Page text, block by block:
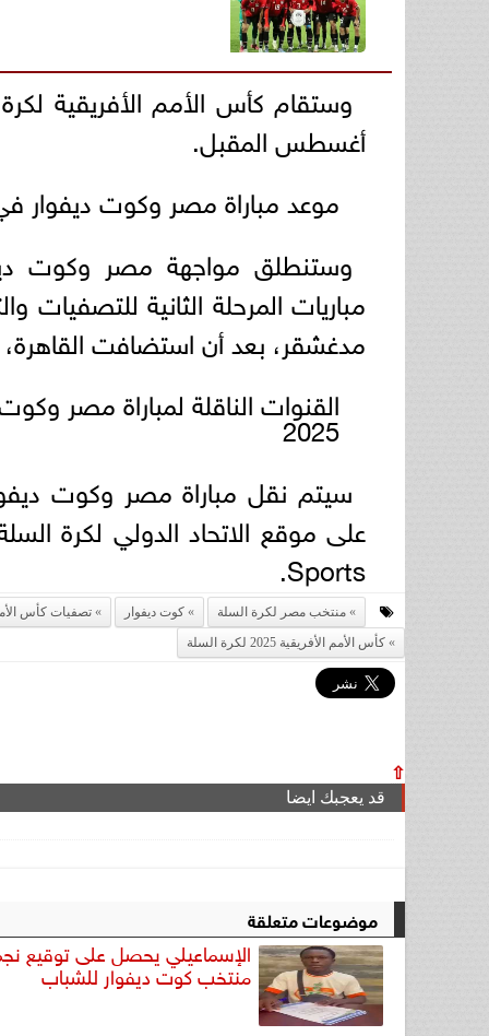
أغسطس المقبل.
موعد مباراة مصر وكوت ديفوار في
وستنطلق مواجهة مصر وكوت
مباريات المرحلة الثانية للتصفيات
مدغشقر، بعد أن استضافت
القنوات الناقلة لمباراة مصر
2025
Sports.
منتخب مصر لكرة السلة كوت ديفوار تصفيات كأس
كأس الأمم الأفريقية 2025 لكرة السلة
⇧
قد يعجبك ايضا
موضوعات متعلقة
الإسماعيلي يحصل على توقيع
منتخب كوت ديفوار للشباب